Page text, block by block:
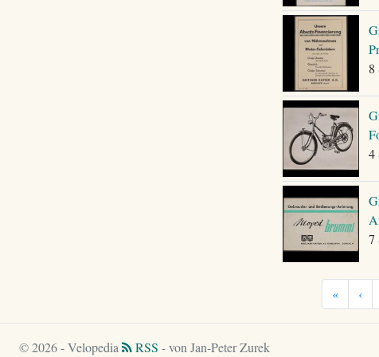
8
4
7
« ‹
© 2026 - Velopedia RSS - von Jan-Peter Zurek